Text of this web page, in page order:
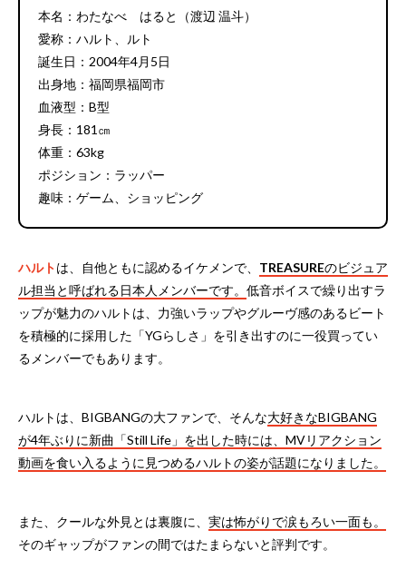
本名：わたなべ はると（渡辺 温斗）
愛称：ハルト、ルト
誕生日：2004年4月5日
出身地：福岡県福岡市
血液型：B型
身長：181㎝
体重：63kg
ポジション：ラッパー
趣味：ゲーム、ショッピング
ハルトは、自他ともに認めるイケメンで、 TREASUREのビジュア
ル担当と呼ばれる日本人メンバーです。 低音ボイスで繰り出すラ
ップが魅力のハルトは、力強いラップやグルーヴ感のあるビート
を積極的に採用した「YGらしさ」を引き出すのに一役買ってい
るメンバーでもあります。
ハルトは、BIGBANGの大ファンで、そんな大好きなBIGBANG
が4年ぶりに新曲「Still Life」を出した時には、MVリアクション
動画を食い入るように見つめるハルトの姿が話題になりました。
また、クールな外見とは裏腹に、 実は怖がりで涙もろい一面も。
そのギャップがファンの間ではたまらないと評判です。